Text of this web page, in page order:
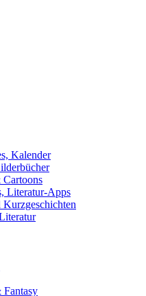
Kalender
Literatur-Apps